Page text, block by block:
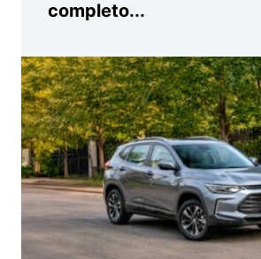
completo...